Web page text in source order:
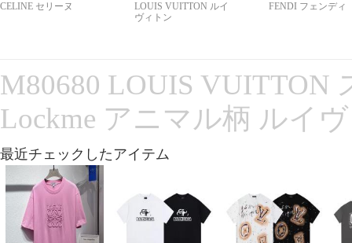
CELINE セリーヌ
LOUIS VUITTON ルイ
ヴィトン
FENDI フェンディ
M80680 LOUIS VUITTON
Lockme アニマル柄 ルイ
最近チェックしたアイテム